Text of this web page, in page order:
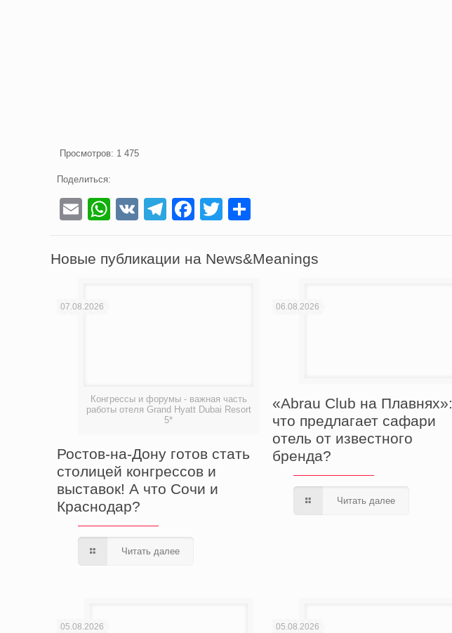
Просмотров: 1 475
Поделиться:
EmailWhatsApp
VK Telegram
Facebook
Twitter
Новые публикации на News&Meanings
Конгрессы и форумы - важная часть
работы отеля Grand Hyatt Dubai Resort
5*
07.08.2026
Ростов-на-Дону готов стать
столицей конгрессов и
выставок! А что Сочи и
Краснодар?
Читать далее
06.08.2026
«Abrau Club на Плавнях»:
что предлагает сафари
отель от известного
бренда?
Читать далее
05.08.2026 05.08.2026